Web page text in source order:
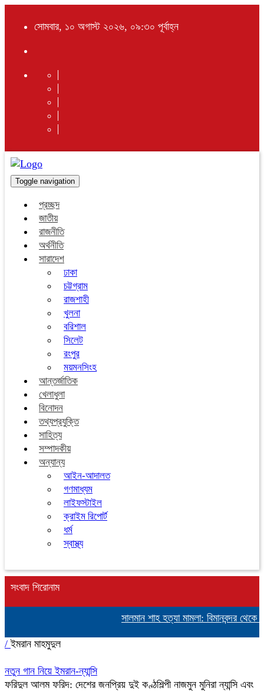
সোমবার, ১০ অগাস্ট ২০২৬, ০৯:৩০ পূর্বাহ্ন
Toggle navigation
প্রচ্ছদ
জাতীয়
রাজনীতি
অর্থনীতি
সারাদেশ
ঢাকা
চট্টগ্রাম
রাজশাহী
খুলনা
বরিশাল
সিলেট
রংপুর
ময়মনসিংহ
আন্তর্জাতিক
খেলাধুলা
বিনোদন
তথ্যপ্রযুক্তি
সাহিত্য
সম্পাদকীয়
অন্যান্য
আইন-আদালত
গণমাধ্যম
লাইফস্টাইল
ক্রাইম রিপোর্ট
ধর্ম
স্বাস্থ্য
সংবাদ শিরোনাম
সালমান শাহ হত্যা মামলা: বিমানবন্দর থেকে
/ইমরান মাহমুদুল
নতুন গান নিয়ে ইমরান-ন্যান্সি
ফরিদুল আলম ফরিদ: দেশের জনপ্রিয় দুই কণ্ঠশিল্পী নাজমুন মুনিরা ন্যান্সি এবং